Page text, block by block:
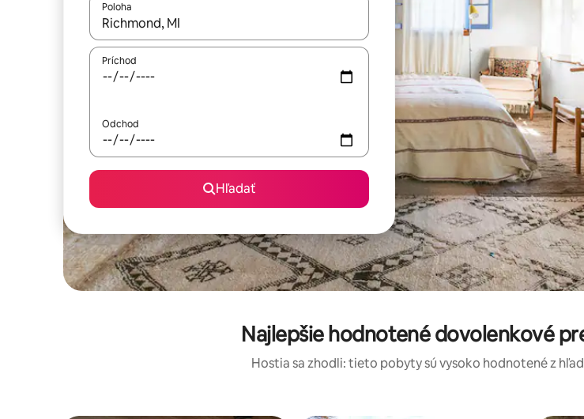
Poloha
Keď budú výsledky k dispozícii, môžete si ich prechádzať pomocou klávesov so šípkami
Príchod
Odchod
Hľadať
Najlepšie hodnotené dovolenkové
Hostia sa zhodli: tieto pobyty sú vysoko hodnotené z